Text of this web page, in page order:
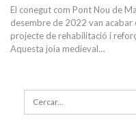
El conegut com Pont Nou de
desembre de 2022 van acabar
projecte de rehabilitació i
Aquesta joia medieval…